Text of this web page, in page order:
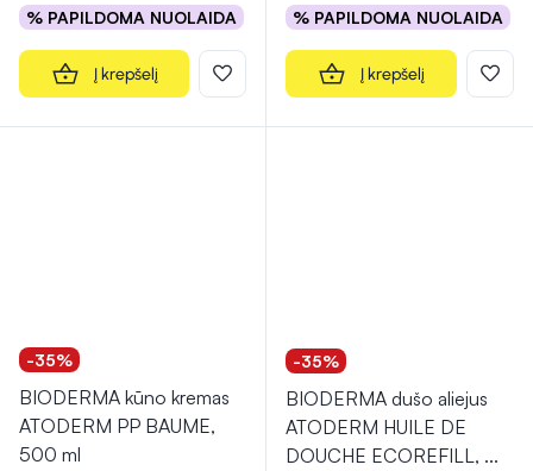
% PAPILDOMA NUOLAIDA
Į krepšelį
% PAPILDOMA NUOLAIDA
Į krepšelį
-35%
BIODERMA kūno kremas
ATODERM PP BAUME,
500 ml
-35%
BIODERMA dušo aliejus
ATODERM HUILE DE
DOUCHE ECOREFILL, ...